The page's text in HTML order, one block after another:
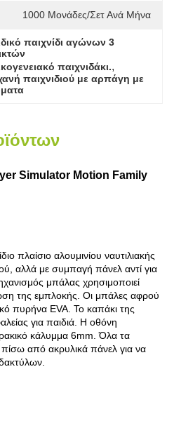
1000 Μονάδες/σετ Ανά Μήνα
παιχνίδι αγώνων 3
παιχνιδάκι.,
παιχνιδιού με αρπάγη με
Simulator Motion Family
πλαίσιο αλουμινίου ναυτιλιακής
αλλά με συμπαγή πάνελ αντί για
μπάλας χρησιμοποιεί
της εμπλοκής. Οι μπάλες αφρού
πυρήνα EVA. Το καπάκι της
για παιδιά. Η οθόνη
κάλυμμα 6mm. Όλα τα
πίσω από ακρυλικά πάνελ για να